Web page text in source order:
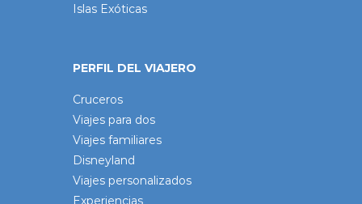
Islas Exóticas
PERFIL DEL VIAJERO
Cruceros
Viajes para dos
Viajes familiares
Disneyland
Viajes personalizados
Experiencias